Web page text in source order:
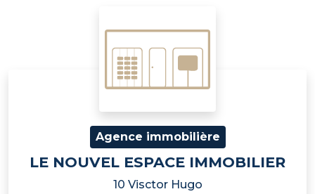
Agence immobilière
LE NOUVEL ESPACE IMMOBILIER
10 Visctor Hugo